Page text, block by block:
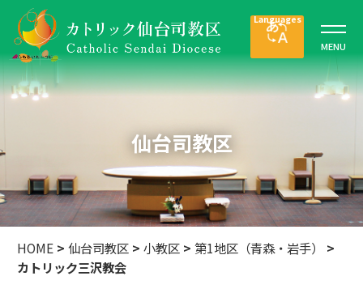
仙台司教区
HOME > 仙台司教区 > 小教区 > 第1地区（青森・岩手）
>
カトリック三沢教会